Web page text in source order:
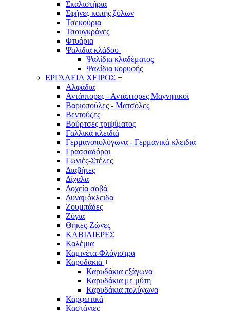
Σκαλιστήρια
Σφήνες κοπής ξύλων
Τσεκούρια
Τσουγκράνες
Φτυάρια
Ψαλίδια κλάδου +
Ψαλίδια κλαδέματος
Ψαλίδια κορυφής
ΕΡΓΑΛΕΙΑ ΧΕΙΡΟΣ +
Αλφάδια
Αντάπτορες - Αντάπτορες Μαγνητικοί
Βαριοπούλες - Ματσόλες
Βεντούζες
Βούρτσες τριψίματος
Γαλλικά κλειδιά
Γερμανοπολύγωνα - Γερμανικά κλειδιά
Γρασσαδόροι
Γωνιές-Στέλες
Διαβήτες
Δίχαλα
Δοχεία σοβά
Δυναμόκλειδα
Ζουμπάδες
Ζύγια
Θήκες-Ζώνες
ΚΑΒΙΛΙΕΡΕΣ
Καλέμια
Καμινέτα-Φλόγιστρα
Καρυδάκια +
Καρυδάκια εξάγωνα
Καρυδάκια με μύτη
Καρυδάκια πολύγωνα
Καρφωτικά
Καστάνιες